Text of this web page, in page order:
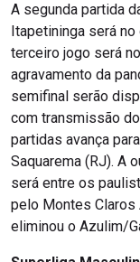
A segunda partida
Itapetininga será
terceiro jogo será
agravamento da
semifinal serão
com transmissão
partidas avança
Saquarema (RJ). A
será entre os
pelo Montes Claros
eliminou o Azulim/